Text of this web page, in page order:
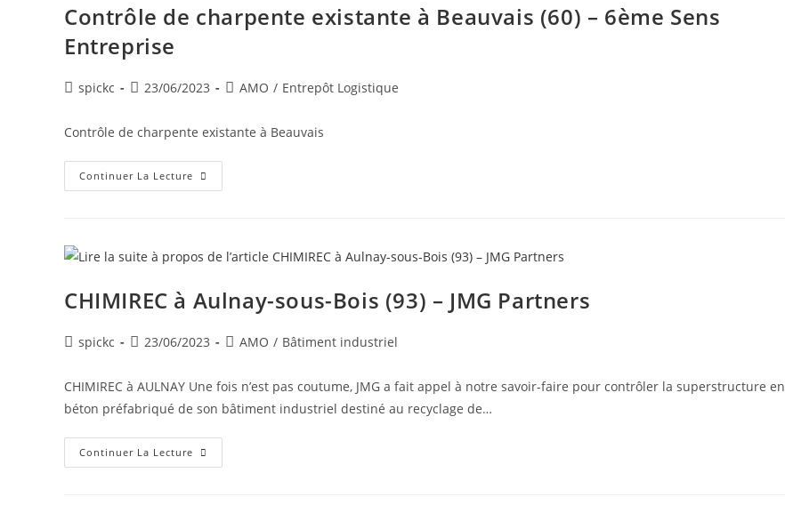
Contrôle de charpente existante à Beauvais (60) – 6ème Sens
Entreprise
spickc 23/06/2023 AMO / Entrepôt Logistique
Contrôle de charpente existante à Beauvais
Continuer La Lecture
CHIMIREC à Aulnay-sous-Bois (93) – JMG Partners
spickc 23/06/2023 AMO / Bâtiment industriel
CHIMIREC à AULNAY Une fois n’est pas coutume, JMG a fait appel à notre savoir-faire pour contrôler la superstructure en
béton préfabriqué de son bâtiment industriel destiné au recyclage de…
Continuer La Lecture